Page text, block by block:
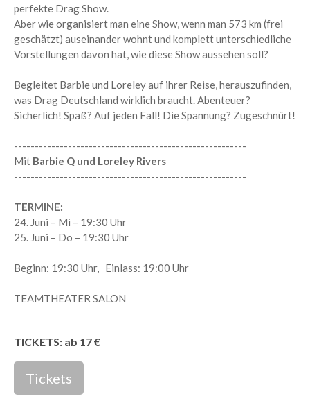
perfekte Drag Show.
Aber wie organisiert man eine Show, wenn man 573 km (frei
geschätzt) auseinander wohnt und komplett unterschiedliche
Vorstellungen davon hat, wie diese Show aussehen soll?
Begleitet Barbie und Loreley auf ihrer Reise, herauszufinden,
was Drag Deutschland wirklich braucht. Abenteuer?
Sicherlich! Spaß? Auf jeden Fall! Die Spannung? Zugeschnürt!
--------------------------------------------------------
Mit Barbie Q und Loreley Rivers
--------------------------------------------------------
TERMINE:
24. Juni – Mi – 19:30 Uhr
25. Juni – Do – 19:30 Uhr
Beginn: 19:30 Uhr, Einlass: 19:00 Uhr
TEAMTHEATER SALON
TICKETS: ab 17 €
Tickets